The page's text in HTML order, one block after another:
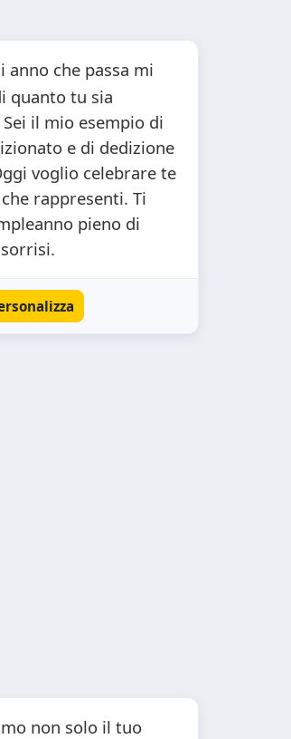
anno che passa mi
quanto tu sia
il mio esempio di
e di dedizione
voglio celebrare te
rappresenti. Ti
pieno di
non solo il tuo